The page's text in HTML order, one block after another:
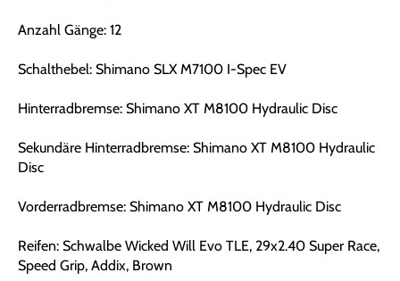
Anzahl Gänge: 12
Schalthebel: Shimano SLX M7100 I-Spec EV
Hinterradbremse: Shimano XT M8100 Hydraulic Disc
Sekundäre Hinterradbremse: Shimano XT M8100 Hydraulic
Disc
Vorderradbremse: Shimano XT M8100 Hydraulic Disc
Reifen: Schwalbe Wicked Will Evo TLE, 29x2.40 Super Race,
Speed Grip, Addix, Brown